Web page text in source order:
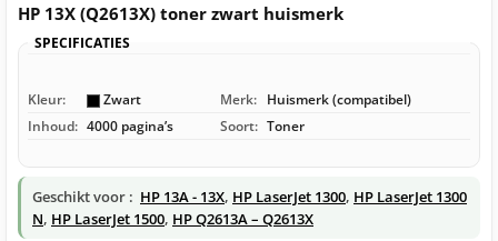
HP 13X (Q2613X) toner zwart huismerk
SPECIFICATIES
Kleur: Zwart Merk: Huismerk (compatibel)
Inhoud: 4000 pagina’s Soort: Toner
Geschikt voor : HP 13A - 13X, HP LaserJet 1300, HP LaserJet 1300
N, HP LaserJet 1500, HP Q2613A – Q2613X